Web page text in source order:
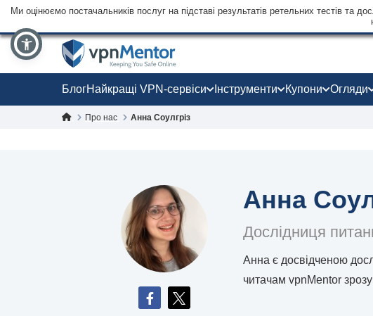
Ми оцінюємо постачальників послуг на підставі результатів ретельних тестів та
БлогНайкращі VPN-сервіси Інструменти Купони Огляди
Про нас Анна Соулгріз
Анна
Дослідниця
Анна є досвідченою
читачам vpnMentor